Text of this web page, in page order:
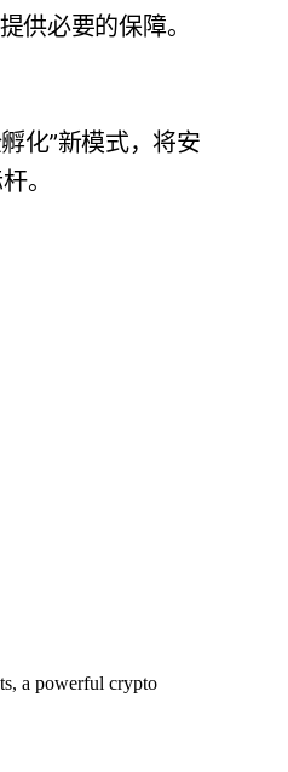
供必要的保障。
化”新模式，将安
。
a powerful crypto